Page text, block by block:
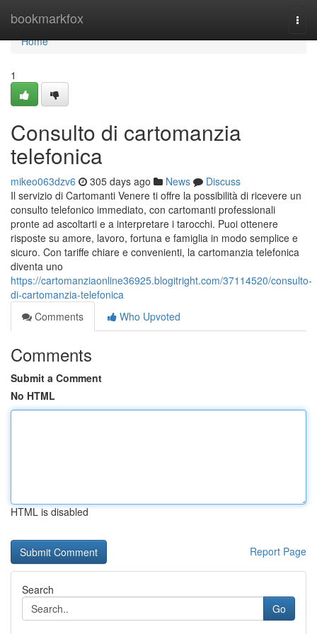
bookmarkfox
Home
Home
1
Consulto di cartomanzia
telefonica
mikeo063dzv6 305 days ago News
Discuss
Il servizio di Cartomanti Venere ti offre la possibilità di ricevere un
consulto telefonico immediato, con cartomanti professionali
pronte ad ascoltarti e a interpretare i tarocchi. Puoi ottenere
risposte su amore, lavoro, fortuna e famiglia in modo semplice e
sicuro. Con tariffe chiare e convenienti, la cartomanzia telefonica
diventa uno
https://cartomanziaonline36925.blogitright.com/37114520/consulto-
di-cartomanzia-telefonica
Comments
Who Upvoted
Comments
Submit a Comment
No HTML
HTML is disabled
Report Page
Search
Go